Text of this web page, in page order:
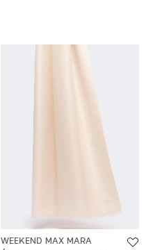
WEEKEND MAX MARA